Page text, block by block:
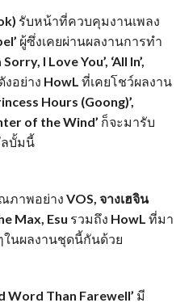
รับหน้าที่ควบคุมงานเพลง
ผู้ซึ่งเคยผ่านผลงานการทำ
Sorry, I Love You’, ‘All In’,
อย่าง HowL ที่เคยโชว์ผลงาน
Hours (Goong)’,
of the Wind’ ก็จะมารับ
ลบั้มนี้
ภาพอย่าง VOS, จางเฮจิน
Max, Esu รวมถึง HowL ที่มา
ในผลงานชุดนี้กันด้วย
Word Than Farewell’ มี